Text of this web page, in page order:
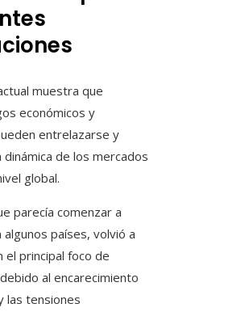
muestra que
económicos y
entrelazarse y
de los mercados
global.
parecía comenzar a
países, volvió a
el principal foco de
al encarecimiento
las tensiones